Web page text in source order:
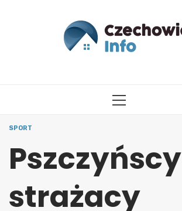
PRIMARY
SPORT
Pszczyńscy
strażacy